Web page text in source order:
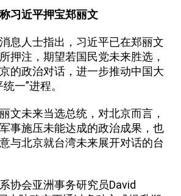
习近平押宝郑丽文
息人士指出，习近平已在郑丽文
押注，期望若国民党未来胜选，
的政治对话，进一步推动中国大
一”进程。
文未来当选总统，对北京而言，
事施压未能达成的政治成果，也
与北京就台湾未来展开对话的台
协会亚洲事务研究员David